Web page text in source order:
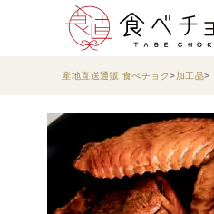
産地直送通販 食べチョク 加工品